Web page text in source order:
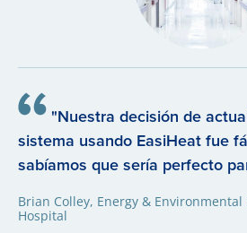
"Nuestra decisión de
sistema usando EasiHeat fue
sabíamos que sería perfecto
Brian Colley, Energy &
Hospital